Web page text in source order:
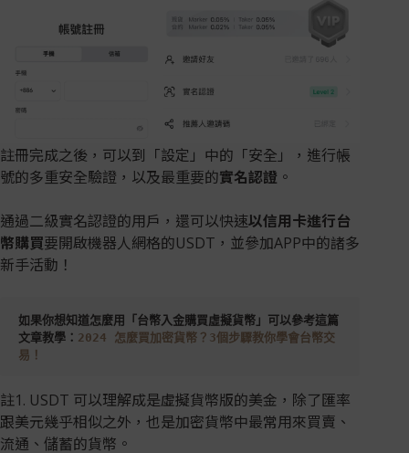
註冊完成之後，可以到「設定」中的「安全」，進行帳
號的多重安全驗證，以及最重要的實名認證 。
通過二級實名認證的用戶，還可以快速以信用卡進行台
幣購買要開啟機器人網格的USDT，並參加APP中的諸多
新手活動！
如果你想知道怎麼用「台幣入金購買虛擬貨幣」可以參考這篇
文章教學： 2024 怎麼買加密貨幣？3個步驟教你學會台幣交
易！
註1. USDT 可以理解成是虛擬貨幣版的美金，除了匯率
跟美元幾乎相似之外，也是加密貨幣中最常用來買賣、
流通、儲蓄的貨幣。